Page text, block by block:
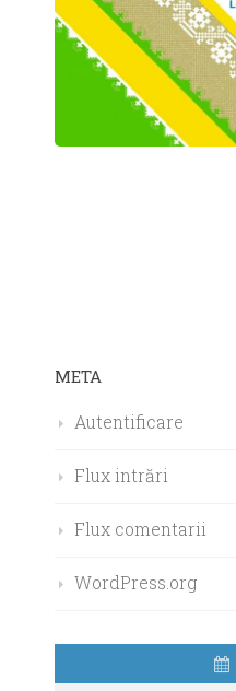
META
Autentificare
Flux intrări
Flux comentarii
WordPress.org